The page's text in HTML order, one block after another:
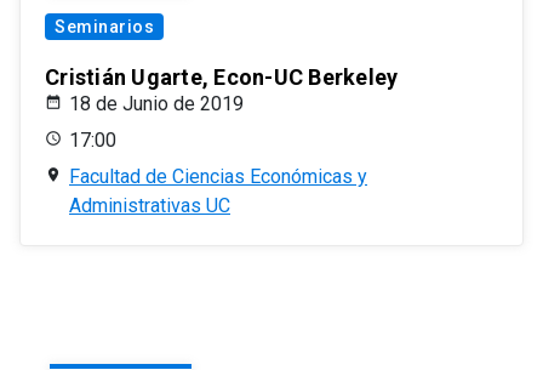
Seminarios
Cristián Ugarte, Econ-UC Berkeley
18 de Junio de 2019
17:00
Facultad de Ciencias Económicas y
Administrativas UC